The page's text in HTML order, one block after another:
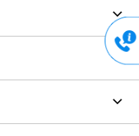
- OVERLAP
pour
Wentex